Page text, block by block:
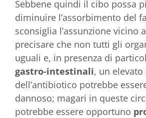
Sebbene quindi il cibo possa
diminuire l’assorbimento del
sconsiglia l’assunzione vicino
precisare che non tutti gli
uguali e, in presenza di
gastro-intestinali, un
dell’antibiotico potrebbe
dannoso; magari in queste
potrebbe essere opportuno